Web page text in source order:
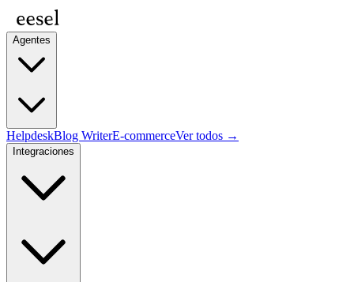
Agentes
HelpdeskBlog WriterE-commerceVer todos →
Integraciones